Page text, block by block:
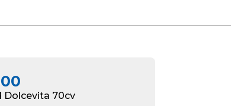
Dolcevita 70cv